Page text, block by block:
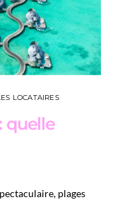
LOCATAIRES
quelle
plages